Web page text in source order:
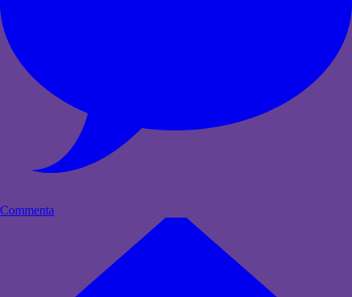
Commenta